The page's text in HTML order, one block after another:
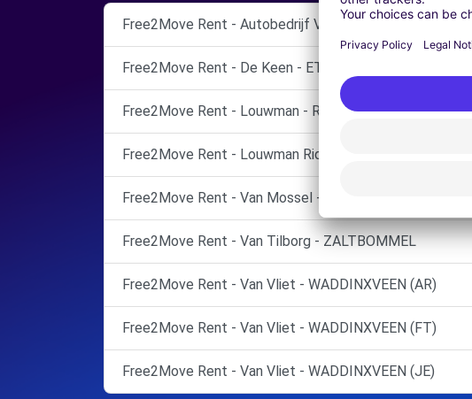
Free2Move Rent - Autobedrijf Van Tilborg Zaltbommel
Free2Move Rent - De Keen - ETTEN-LEUR
Free2Move Rent - Louwman - RIDDERKERK
Free2Move Rent - Louwman Ridderkerk - RIDDERKERK
Free2Move Rent - Van Mossel - TILBURG
Free2Move Rent - Van Tilborg - ZALTBOMMEL
Free2Move Rent - Van Vliet - WADDINXVEEN (AR)
Free2Move Rent - Van Vliet - WADDINXVEEN (FT)
Free2Move Rent - Van Vliet - WADDINXVEEN (JE)